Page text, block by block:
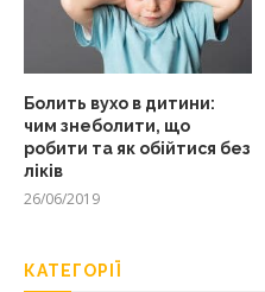
Болить вухо в дитини:
чим знеболити, що
робити та як обійтися без
ліків
26/06/2019
КАТЕГОРІЇ